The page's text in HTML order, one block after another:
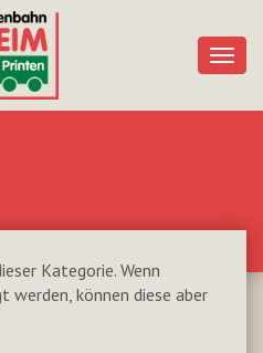
Kategorie. Wenn
werden, können diese aber